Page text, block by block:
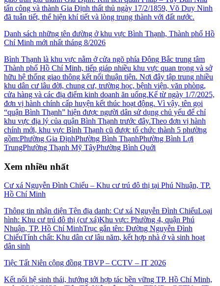
tấn công và thành Gia Định thất thủ ngày 17/2/1859, Võ Duy Ninh
đã tuẫn tiết, thể hiện khí tiết và lòng trung thành với đất nước.
Danh sách những tên đường ở khu vực Bình Thạnh, Thành phố Hồ
Chí Minh mới nhất tháng 8/2026
Bình Thạnh là khu vực nằm ở cửa ngõ phía Đông Bắc trung tâm
Thành phố Hồ Chí Minh, tiếp giáp nhiều khu vực quan trọng và sở
hữu hệ thống giao thông kết nối thuận tiện. Nơi đây tập trung nhiều
khu dân cư lâu đời, chung cư, trường học, bệnh viện, văn phòng,
cửa hàng và các địa điểm kinh doanh ăn uống.Kể từ ngày 1/7/2025,
đơn vị hành chính cấp huyện kết thúc hoạt động. Vì vậy, tên gọi
“quận Bình Thạnh” hiện được người dân sử dụng chủ yếu để chỉ
khu vực địa lý của quận Bình Thạnh trước đây.Theo đơn vị hành
chính mới, khu vực Bình Thạnh cũ được tổ chức thành 5 phường
gồm:Phường Gia ĐịnhPhường Bình ThạnhPhường Bình Lợi
TrungPhường Thạnh Mỹ TâyPhường Bình Quới
Xem nhiều nhất
Cư xá Nguyễn Đình Chiểu – Khu cư trú đô thị tại Phú Nhuận, TP.
Hồ Chí Minh
Thông tin nhận diện Tên địa danh: Cư xá Nguyễn Đình ChiểuLoại
hình: Khu cư trú đô thị (cư xá)Khu vực: Phường 4, quận Phú
Nhuận, TP. Hồ Chí MinhTrục gắn tên: Đường Nguyễn Đình
ChiểuTính chất: Khu dân cư lâu năm, kết hợp nhà ở và sinh hoạt
dân sinh
Tiệc Tất Niên cộng đồng TBVP – CCTV – IT 2026
Kết nối hệ sinh thái, hướng tới hợp tác bền vững TP. Hồ Chí Minh,